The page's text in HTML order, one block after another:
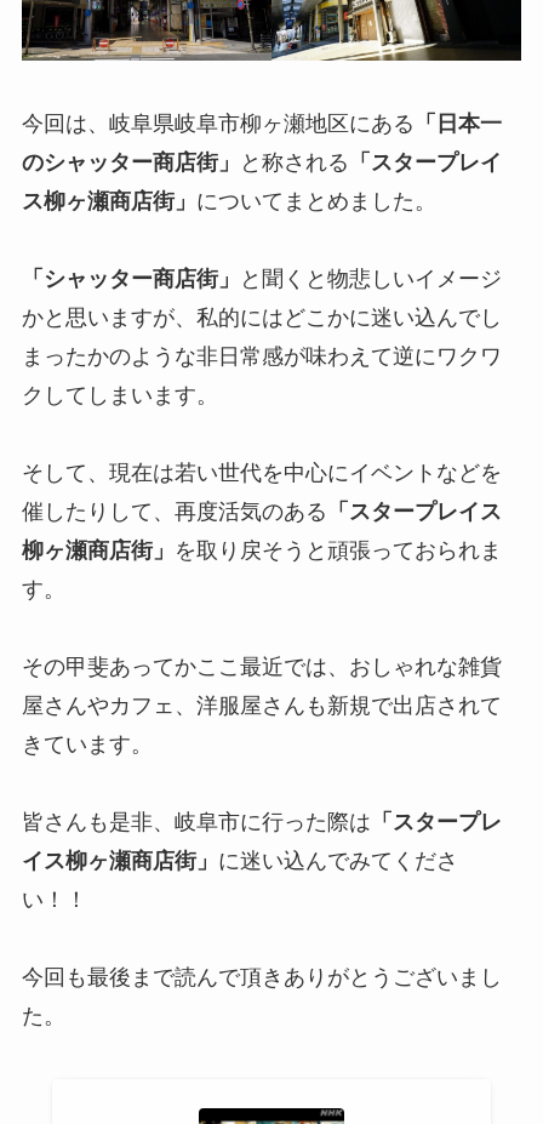
今回は、岐阜県岐阜市柳ヶ瀬地区にある 「日本一
のシャッター商店街」
と称される 「スタープレイ
ス柳ヶ瀬商店街」 についてまとめました。
「シャッター商店街」
と聞くと物悲しいイメージ
かと思いますが、私的にはどこかに迷い込んでし
まったかのような非日常感が味わえて逆にワクワ
クしてしまいます。
そして、現在は若い世代を中心にイベントなどを
催したりして、再度活気のある 「スタープレイス
柳ヶ瀬商店街」 を取り戻そうと頑張っておられま
す。
その甲斐あってかここ最近では、おしゃれな雑貨
屋さんやカフェ、洋服屋さんも新規で出店されて
きています。
皆さんも是非、岐阜市に行った際は 「スタープレ
イス柳ヶ瀬商店街」 に迷い込んでみてくださ
い！！
今回も最後まで読んで頂きありがとうございまし
た。